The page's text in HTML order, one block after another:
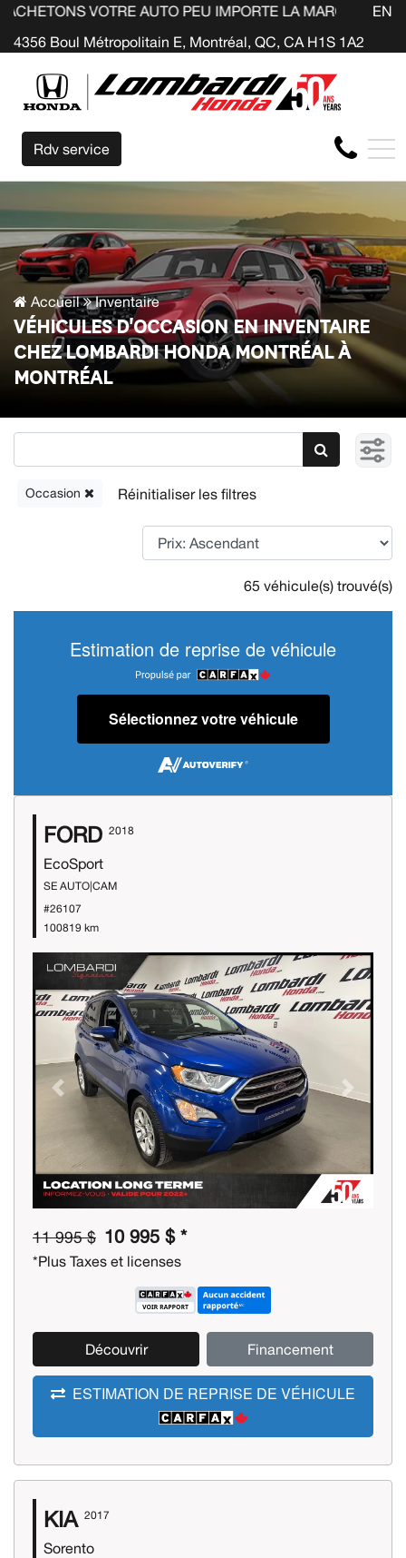
VOTRE AUTO PEU IMPORTE LA MARQUE AVANT LA FIN
4356 Boul Métropolitain E, Montréal, QC, CA H1S 1A2
EN
Rdv service
Accueil Inventaire
VÉHICULES D'OCCASION EN INVENTAIRE
CHEZ LOMBARDI HONDA MONTRÉAL À
MONTRÉAL
Occasion
65 véhicule(s) trouvé(s)
Estimation de reprise de véhicule
Sélectionnez votre véhicule
FORD 2018
EcoSport
SE AUTO|CAM
#26107
100819 km
Previous Next
11 995 $ 10 995 $ *
*Plus Taxes et licenses
Découvrir Financement
ESTIMATION DE REPRISE DE VÉHICULE
KIA 2017
Sorento